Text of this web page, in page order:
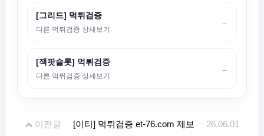
[그리드] 먹튀검증
다른 먹튀검증 상세보기
→
[잭팟슬롯] 먹튀검증
다른 먹튀검증 상세보기
→
이전글 [이티] 먹튀검증 et-76.com 제보 26.06.01